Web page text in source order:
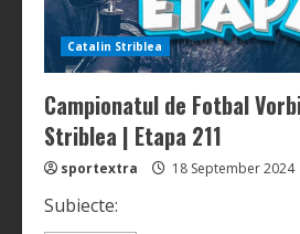
Catalin Striblea
Campionatul de Fotbal
Striblea | Etapa 211
sportextra 18 September 2024
Subiecte: